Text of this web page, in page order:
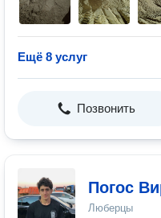
Ещё 8 услуг
Позвонить
Погос
Люберцы